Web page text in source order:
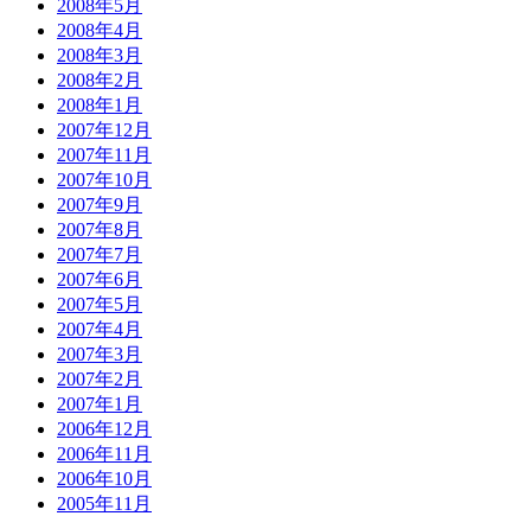
2008年5月
2008年4月
2008年3月
2008年2月
2008年1月
2007年12月
2007年11月
2007年10月
2007年9月
2007年8月
2007年7月
2007年6月
2007年5月
2007年4月
2007年3月
2007年2月
2007年1月
2006年12月
2006年11月
2006年10月
2005年11月